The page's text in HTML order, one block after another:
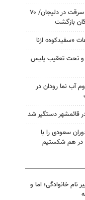
رشد ۳۰۰ درصدی کشف سرقت در دلیجان/ ۷۰
بازگشت
«سفیدکوه» ازنا
و تحت تعقیب پلیس
آب نما رودان در
قائمشهر دستگیر شد
سعودی را با
در هم شکستیم
نام خانوادگی؛ اما و